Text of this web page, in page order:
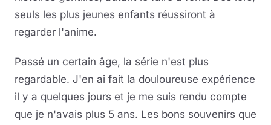
seuls les plus jeunes enfants réussiront à
regarder l'anime.
Passé un certain âge, la série n'est plus
regardable. J'en ai fait la douloureuse expérience
il y a quelques jours et je me suis rendu compte
que je n'avais plus 5 ans. Les bons souvenirs que